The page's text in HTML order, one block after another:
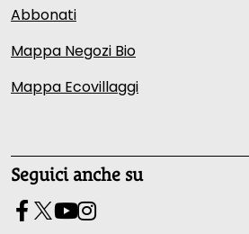
Abbonati
Mappa Negozi Bio
Mappa Ecovillaggi
Seguici anche su